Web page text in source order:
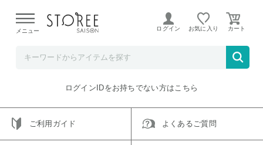
よる配送遅延が発生しております。
メニュー ログイン お気に入り
ご指定のアイテムは取り扱い終了、またはただいま取り扱い
トップへ戻る
ログインIDをお持ちでない方はこちら
ご利用ガイド よくあるご質問